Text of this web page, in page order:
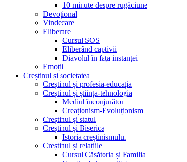
10 minute despre rugăciune
Devoțional
Vindecare
Eliberare
Cursul SOS
Eliberând captivii
Diavolul în fața instanței
Emoții
Creștinul și societatea
Creștinul și profesia-educația
Creștinul și știința-tehnologia
Mediul înconjurător
Creaționism-Evoluționism
Creștinul și statul
Creștinul și Biserica
Istoria creștinismului
Creștinul și relațiile
Cursul Căsătoria și Familia